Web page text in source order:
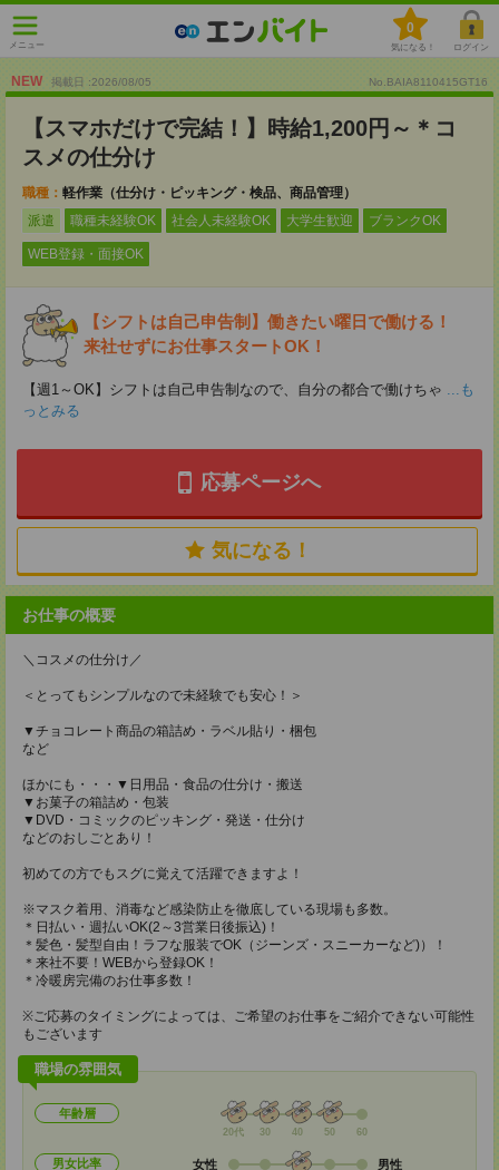
メニュー
0
気になる！ ログイン
NEW 掲載日 :2026/08/05 No.BAIA8110415GT16
【スマホだけで完結！】時給1,200円～＊コ
スメの仕分け
職種： 軽作業（仕分け・ピッキング・検品、商品管理）
派遣
職種未経験OK 社会人未経験OK 大学生歓迎 ブランクOK
WEB登録・面接OK
【シフトは自己申告制】働きたい曜日で働ける！
来社せずにお仕事スタートOK！
【週1～OK】シフトは自己申告制なので、自分の都合で働けちゃ ...も
っとみる
応募ページへ
気になる！
お仕事の概要
＼コスメの仕分け／
＜とってもシンプルなので未経験でも安心！＞
▼チョコレート商品の箱詰め・ラベル貼り・梱包
など
ほかにも・・・▼日用品・食品の仕分け・搬送
▼お菓子の箱詰め・包装
▼DVD・コミックのピッキング・発送・仕分け
などのおしごとあり！
初めての方でもスグに覚えて活躍できますよ！
※マスク着用、消毒など感染防止を徹底している現場も多数。
＊日払い・週払いOK(2～3営業日後振込)！
＊髪色・髪型自由！ラフな服装でOK（ジーンズ・スニーカーなど)）！
＊来社不要！WEBから登録OK！
＊冷暖房完備のお仕事多数！
※ご応募のタイミングによっては、ご希望のお仕事をご紹介できない可能性
もございます
職場の雰囲気
年齢層
20代 30 40 50 60
男女比率 女性 男性